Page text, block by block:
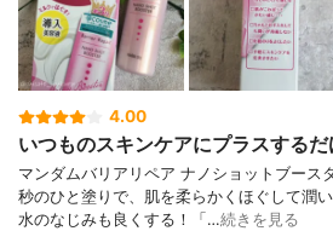
4.00
いつものスキンケアにプラスするだ
マンダムバリアリペア ナノショットブース
秒のひと塗りで、肌を柔らかくほぐして潤
水のなじみも良くする！「…続きを見る